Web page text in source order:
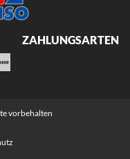
ZAHLUNGSARTEN
vorbehalten